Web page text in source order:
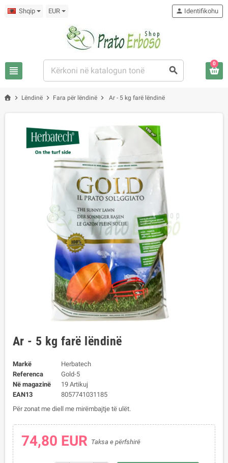
Shqip EUR
view_headline search
person Identifikohu
0
chevron_right Lëndinë chevron_right Fara për lëndinë chevron_right Ar - 5 kg farë lëndinë
Ar - 5 kg farë lëndinë
Markë
Herbatech
Referenca
Gold-5
Në magazinë
19 Artikuj
EAN13
8057741031185
Për zonat me diell me mirëmbajtje të ulët.
74,80 EUR Taksa e përfshirë